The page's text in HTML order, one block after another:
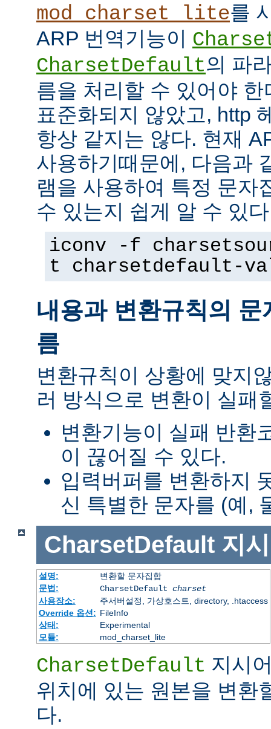
mod_charset_lite를
ARP 번역기능이
CharsetDefault의 파
름을 처리할 수 있어야
표준화되지 않았고, http
항상 같지는 않다. 현재
사용하기때문에, 다음과
램을 사용하여 특정 문자
수 있는지 쉽게 알 수 있
iconv -f
t charsetdefault-
내용과 변환규칙의
름
변환규칙이 상황에 맞지
러 방식으로 변환이 실패
변환기능이 실패 반환
이 끊어질 수 있다.
입력버퍼를 변환하지
신 특별한 문자를 (예,
CharsetDefault 지
설명:
변환할 문자집합
문법:
CharsetDefault charset
사용장소:
주서버설정, 가상호스트, directory, .htaccess
Override 옵션: FileInfo
상태:
Experimental
모듈:
mod_charset_lite
CharsetDefault 지시
위치에 있는 원본을 변환
다.